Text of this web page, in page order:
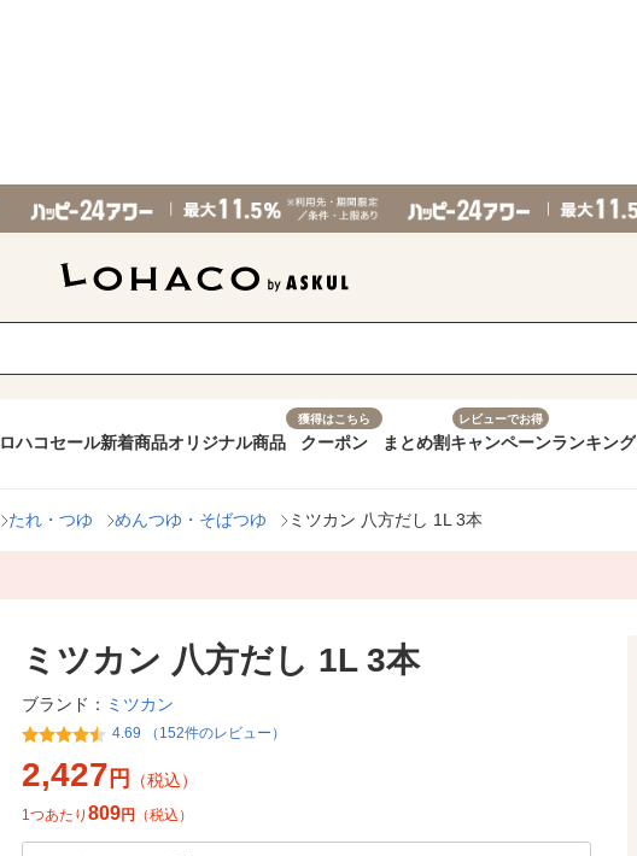
ロハコセール新着商品オリジナル商品
獲得はこちら
クーポン まとめ割
レビューでお得
キャンペーンランキング
たれ・つゆ めんつゆ・そばつゆ ミツカン 八方だし 1L 3本
ミツカン 八方だし 1L 3本
ブランド： ミツカン
4.69 （152件のレビュー）
2,427 円 （税込）
1つあたり 809円 （税込）